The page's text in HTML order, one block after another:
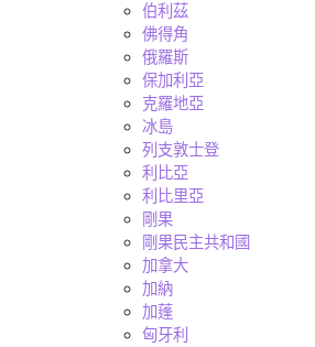
伯利茲
佛得角
俄羅斯
保加利亞
克羅地亞
冰島
列支敦士登
利比亞
利比里亞
剛果
剛果民主共和國
加拿大
加納
加蓬
匈牙利